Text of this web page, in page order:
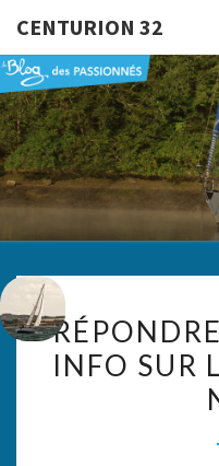
CENTURION 32
INFO SUR